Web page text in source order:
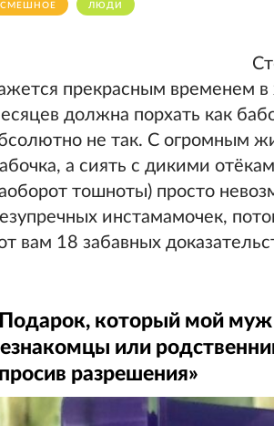
СМЕШНОЕ ЛЮДИ
прекрасным временем
должна порхать как
не так. С огромным
а сиять с дикими
тошноты) просто
инстамамочек,
вам 18 забавных
который мой муж
или
разрешения»